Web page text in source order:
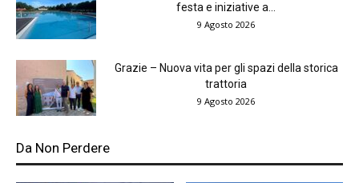
festa e iniziative a...
9 Agosto 2026
Grazie – Nuova vita per gli spazi della storica
trattoria
9 Agosto 2026
Da Non Perdere